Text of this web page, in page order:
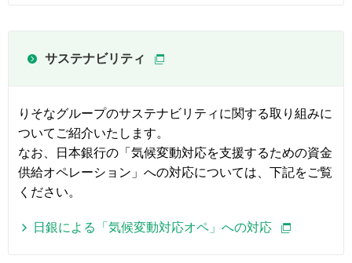
サステナビリティ
りそなグループのサステナビリティに関する取り組みに
ついてご紹介いたします。
なお、日本銀行の「気候変動対応を支援するための資金
供給オペレーション」への対応については、下記をご覧
ください。
日銀による「気候変動対応オペ」への対応